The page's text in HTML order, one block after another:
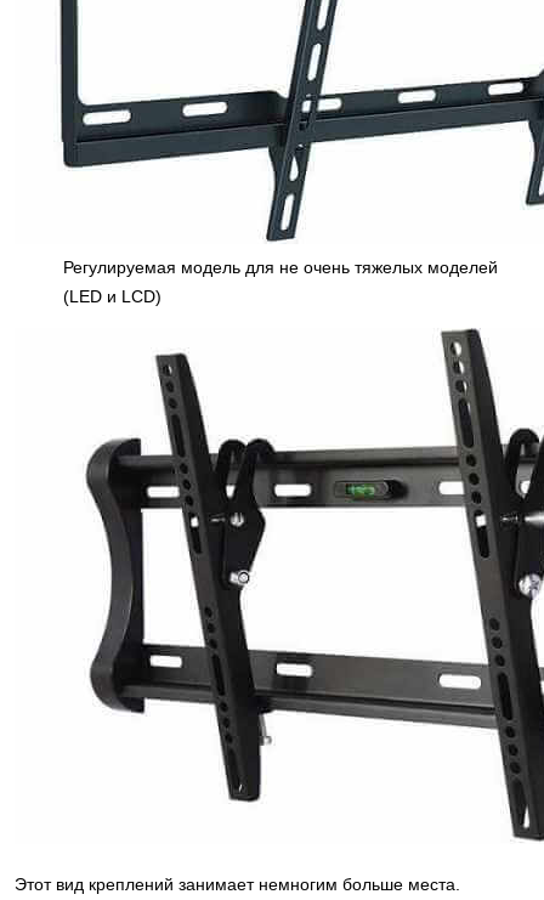
Регулируемая модель для не очень тяжелых моделей
(LED и LCD)
Этот вид креплений занимает немногим больше места.